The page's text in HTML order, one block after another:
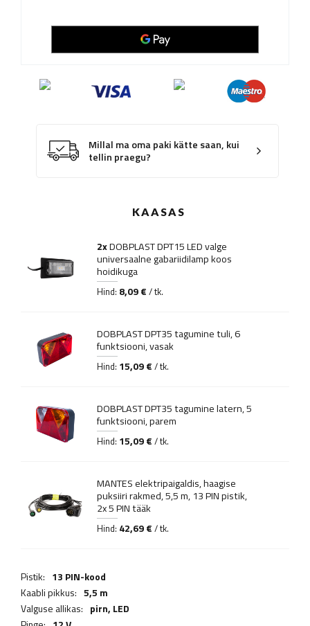
Millal ma oma paki kätte saan, kui
tellin praegu?
KAASAS
2xDOBPLAST DPT15 LED valge
universaalne gabariidilamp koos
hoidikuga
Hind: 8,09 € / tk.
DOBPLAST DPT35 tagumine tuli, 6
funktsiooni, vasak
Hind: 15,09 € / tk.
DOBPLAST DPT35 tagumine latern, 5
funktsiooni, parem
Hind: 15,09 € / tk.
MANTES elektripaigaldis, haagise
puksiiri rakmed, 5,5 m, 13 PIN pistik,
2x 5 PIN tääk
Hind: 42,69 € / tk.
Pistik: 13 PIN-kood
Kaabli pikkus: 5,5 m
Valguse allikas: pirn, LED